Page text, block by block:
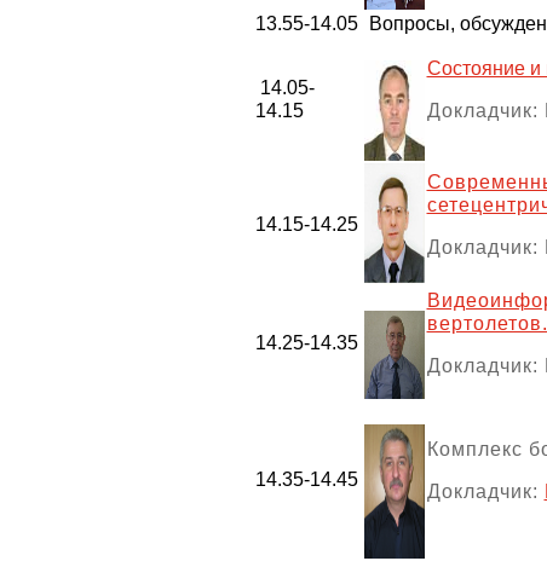
13.55-14.05 Вопросы,
14.05-
14.15
Состояние и
14.15-14.25
14.25-14.35
вертолетов.
14.35-14.45
Комплекс
Докладчик: